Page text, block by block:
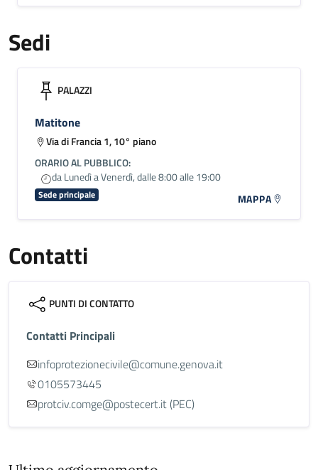
Sedi
PALAZZI
Matitone
Via di Francia 1, 10° piano
ORARIO AL PUBBLICO:
da Lunedì a Venerdì, dalle 8:00 alle 19:00
Sede principale MAPPA
Contatti
PUNTI DI CONTATTO
Contatti Principali
infoprotezionecivile@comune.genova.it
0105573445
protciv.comge@postecert.it (PEC)